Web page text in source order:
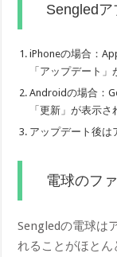
Sengled
iPhoneの場合：
「アップデート
Androidの場合：
「更新」が表示さ
アップデート後は
電球のフ
Sengledの電球は
れることがほと